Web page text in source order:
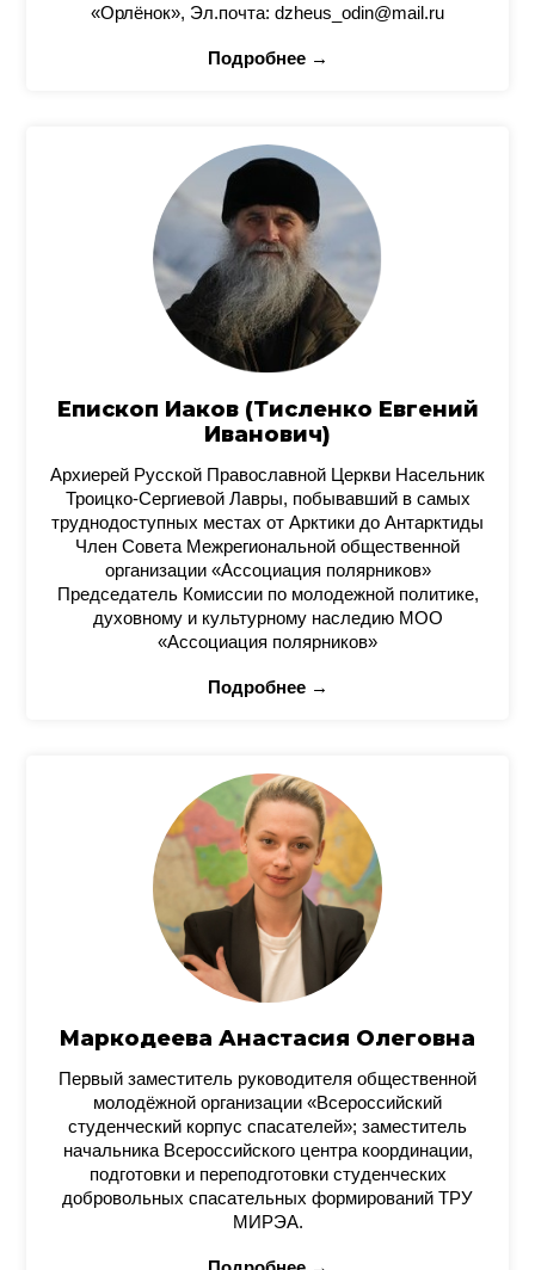
«Орлёнок», Эл.почта: dzheus_odin@mail.ru
Подробнее →
Епископ Иаков (Тисленко Евгений
Иванович)
Архиерей Русской Православной Церкви Насельник
Троицко-Сергиевой Лавры, побывавший в самых
труднодоступных местах от Арктики до Антарктиды
Член Совета Межрегиональной общественной
организации «Ассоциация полярников»
Председатель Комиссии по молодежной политике,
духовному и культурному наследию МОО
«Ассоциация полярников»
Подробнее →
Маркодеева Анастасия Олеговна
Первый заместитель руководителя общественной
молодёжной организации «Всероссийский
студенческий корпус спасателей»; заместитель
начальника Всероссийского центра координации,
подготовки и переподготовки студенческих
добровольных спасательных формирований ТРУ
МИРЭА.